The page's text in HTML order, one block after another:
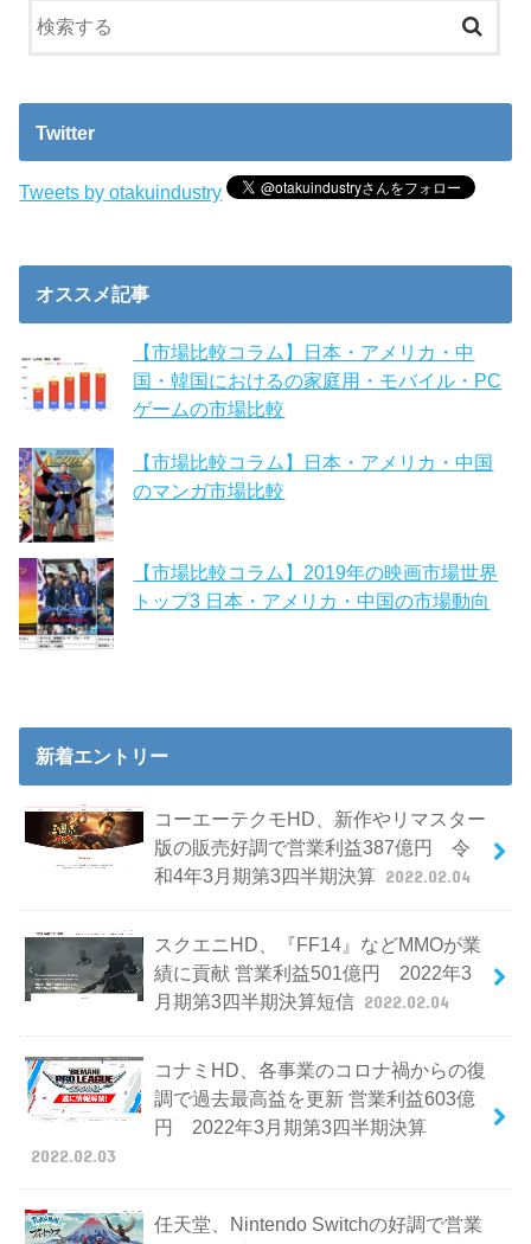
Twitter
Tweets by otakuindustry
オススメ記事
【市場比較コラム】日本・アメリカ・中
国・韓国におけるの家庭用・モバイル・PC
ゲームの市場比較
【市場比較コラム】日本・アメリカ・中国
のマンガ市場比較
【市場比較コラム】2019年の映画市場世界
トップ3 日本・アメリカ・中国の市場動向
新着エントリー
コーエーテクモHD、新作やリマスター
版の販売好調で営業利益387億円 令
和4年3月期第3四半期決算 2022.02.04
スクエニHD、『FF14』などMMOが業
績に貢献 営業利益501億円 2022年3
月期第3四半期決算短信 2022.02.04
コナミHD、各事業のコロナ禍からの復
調で過去最高益を更新 営業利益603億
円 2022年3月期第3四半期決算
2022.02.03
任天堂、Nintendo Switchの好調で営業